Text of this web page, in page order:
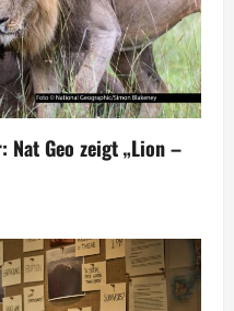
Nat Geo zeigt „Lion –